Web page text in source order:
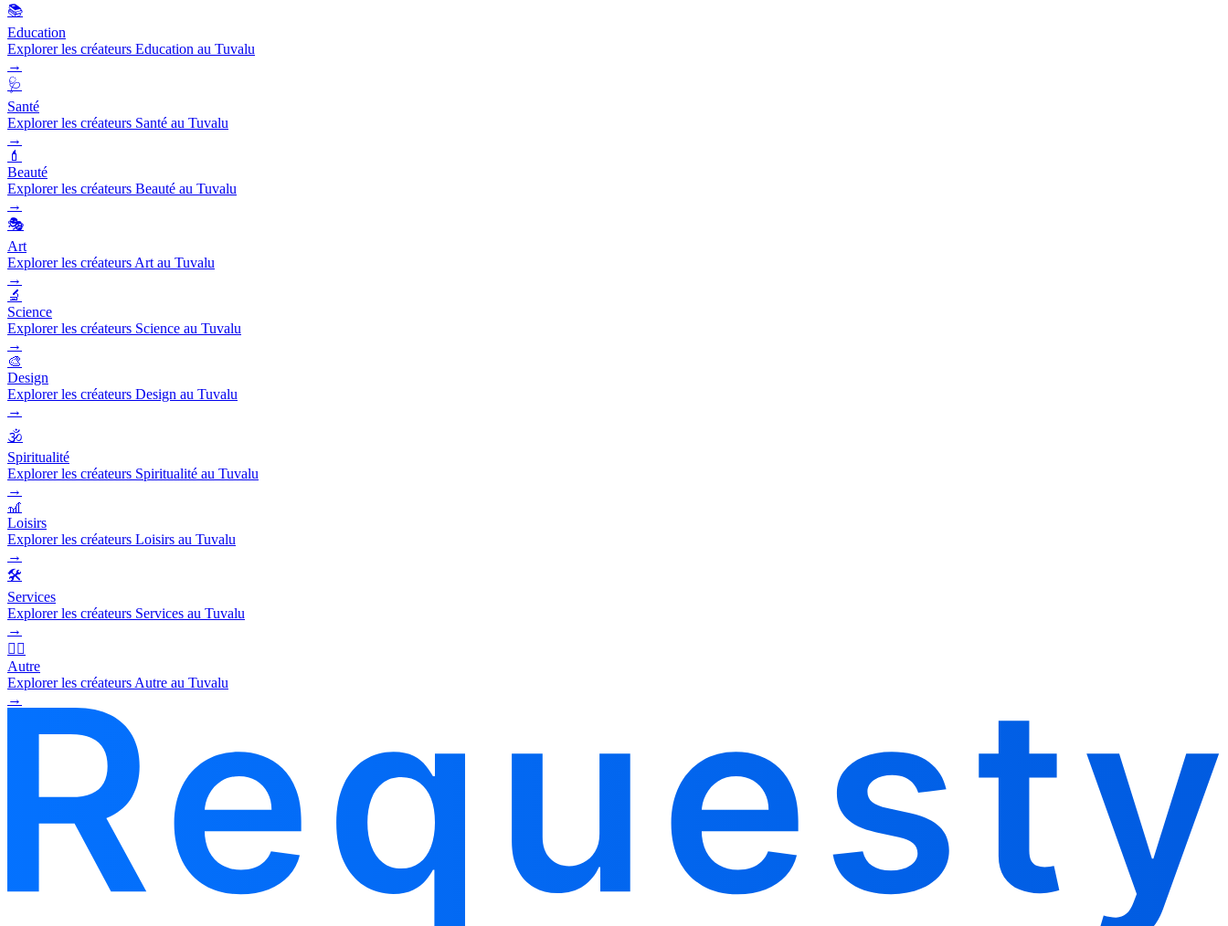
📚
Education
Explorer les créateurs Education au Tuvalu
→
🩺
Santé
Explorer les créateurs Santé au Tuvalu
→
💄
Beauté
Explorer les créateurs Beauté au Tuvalu
→
🎭
Art
Explorer les créateurs Art au Tuvalu
→
🔬
Science
Explorer les créateurs Science au Tuvalu
→
🎨
Design
Explorer les créateurs Design au Tuvalu
→
🕉️
Spiritualité
Explorer les créateurs Spiritualité au Tuvalu
→
🎢
Loisirs
Explorer les créateurs Loisirs au Tuvalu
→
🛠️
Services
Explorer les créateurs Services au Tuvalu
→
🧜‍♂️
Autre
Explorer les créateurs Autre au Tuvalu
→